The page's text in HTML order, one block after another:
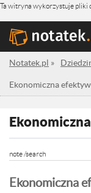
Ta witryna wykorzystuje pliki
Notatek.pl »
Ekonomiczna
note /search
Ekonomiczna